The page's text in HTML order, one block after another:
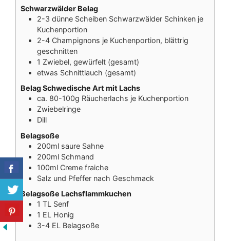
Schwarzwälder Belag
2-3 dünne Scheiben Schwarzwälder Schinken je
Kuchenportion
2-4 Champignons je Kuchenportion, blättrig
geschnitten
1 Zwiebel, gewürfelt (gesamt)
etwas Schnittlauch (gesamt)
Belag Schwedische Art mit Lachs
ca. 80-100g Räucherlachs je Kuchenportion
Zwiebelringe
Dill
Belagsoße
200ml saure Sahne
200ml Schmand
100ml Creme fraiche
Salz und Pfeffer nach Geschmack
Belagsoße Lachsflammkuchen
1 TL Senf
1 EL Honig
3-4 EL Belagsoße